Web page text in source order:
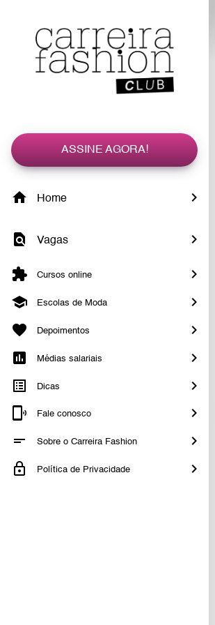
ASSINE AGORA!
Home
Vagas
Cursos online
Escolas de Moda
Depoimentos
Médias salariais
Dicas
Fale conosco
Sobre o Carreira Fashion
Política de Privacidade